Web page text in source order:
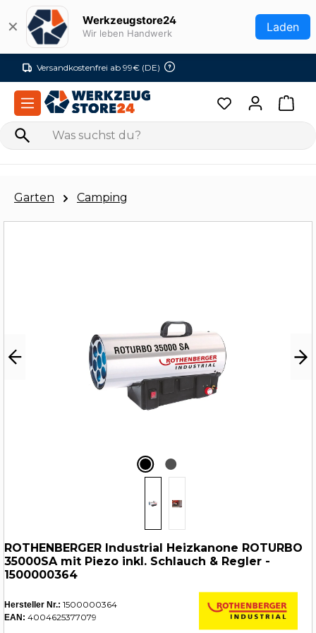
Zum Hauptinhalt springen
✕ Werkzeugstore24
Wir leben Handwerk Laden
Versandkostenfrei ab 99€ (DE)
Garten Camping
ROTHENBERGER Industrial Heizkanone ROTURBO
35000SA mit Piezo inkl. Schlauch & Regler -
1500000364
Hersteller Nr.: 1500000364
EAN: 4004625377079